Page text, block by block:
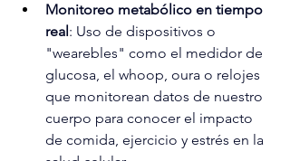
Monitoreo metabólico en tiempo
real: Uso de dispositivos o
"wearebles" como el medidor de
glucosa, el whoop, oura o relojes
que monitorean datos de nuestro
cuerpo para conocer el impacto
de comida, ejercicio y estrés en la